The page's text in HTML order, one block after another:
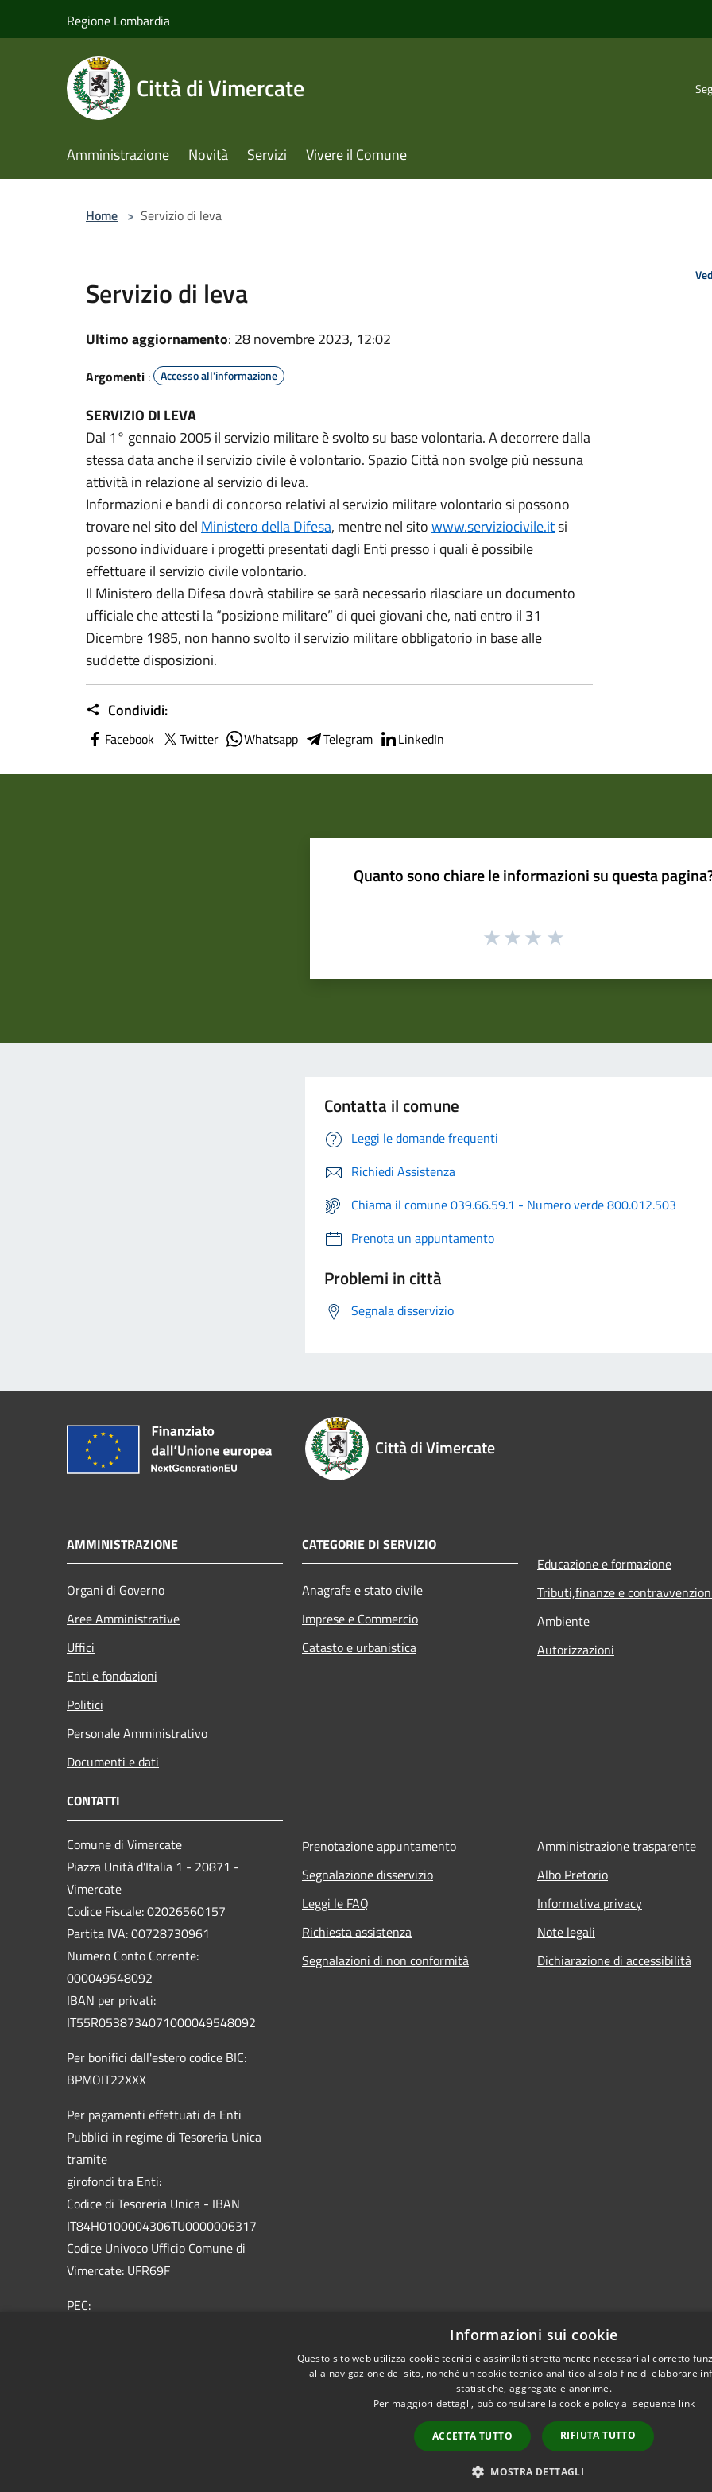
Regione Lombardia
Città di Vimercate
Amministrazione Novità Servizi Vivere il Comune
Home > Servizio di leva
Servizio di leva
Ultimo aggiornamento: 28 novembre 2023, 12:02
Argomenti : Accesso all'informazione
SERVIZIO DI LEVA
Dal 1° gennaio 2005 il servizio militare è svolto su base volontaria. A decorrere dalla
stessa data anche il servizio civile è volontario. Spazio Città non svolge più nessuna
attività in relazione al servizio di leva.
Informazioni e bandi di concorso relativi al servizio militare volontario si possono
trovare nel sito del Ministero della Difesa, mentre nel sitowww.serviziocivile.itsi
possono individuare i progetti presentati dagli Enti presso i quali è possibile
effettuare il servizio civile volontario.
Il Ministero della Difesa dovrà stabilire se sarà necessario rilasciare un documento
ufficiale che attesti la “posizione militare” di quei giovani che, nati entro il 31
Dicembre 1985, non hanno svolto il servizio militare obbligatorio in base alle
suddette disposizioni.
Condividi:
Facebook Twitter Whatsapp Telegram LinkedIn
Quanto sono chiare le informazioni su questa
Contatta il comune
Leggi le domande frequenti
Richiedi Assistenza
Chiama il comune 039.66.59.1 - Numero verde 800.012.503
Prenota un appuntamento
Problemi in città
Segnala disservizio
Città di Vimercate
AMMINISTRAZIONE
Organi di Governo
Aree Amministrative
Uffici
Enti e fondazioni
Politici
Personale Amministrativo
Documenti e dati
CATEGORIE DI SERVIZIO
Anagrafe e stato civile
Imprese e Commercio
Catasto e urbanistica
Educazione e formazione
Tributi,finanze e
Ambiente
Autorizzazioni
CONTATTI
Comune di Vimercate
Piazza Unità d'Italia 1 - 20871 -
Vimercate
Codice Fiscale: 02026560157
Partita IVA: 00728730961
Numero Conto Corrente:
000049548092
IBAN per privati:
IT55R0538734071000049548092
Per bonifici dall'estero codice BIC:
BPMOIT22XXX
Per pagamenti effettuati da Enti
Pubblici in regime di Tesoreria Unica
tramite
girofondi tra Enti:
Codice di Tesoreria Unica - IBAN
IT84H0100004306TU0000006317
Codice Univoco Ufficio Comune di
Vimercate: UFR69F
PEC:
Prenotazione appuntamento
Segnalazione disservizio
Leggi le FAQ
Richiesta assistenza
Segnalazioni di non conformità
Amministrazione trasparente
Albo Pretorio
Informativa privacy
Note legali
Dichiarazione di accessibilità
Copyright © 2026 • Città di
Informazioni sui cookie
Questo sito web utilizza cookie tecnici e assimilati strettamente necessari al corretto
alla navigazione del sito, nonché un cookie tecnico analitico al solo fine di elaborare
statistiche, aggregate e anonime.
Per maggiori dettagli, può consultare la cookie policy al seguente link
ACCETTA TUTTO RIFIUTA TUTTO
MOSTRA DETTAGLI